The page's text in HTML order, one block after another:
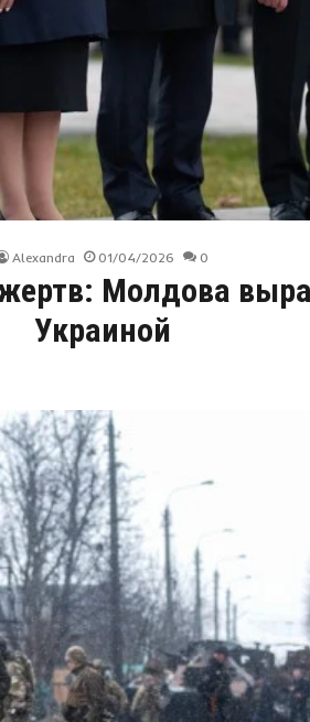
Alexandra 01/04/2026 0
Молдова
Украиной